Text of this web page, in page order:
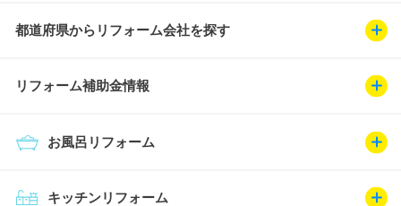
都道府県からリフォーム会社を探す
リフォーム補助金情報
キッチンリフォーム
お風呂リフォーム